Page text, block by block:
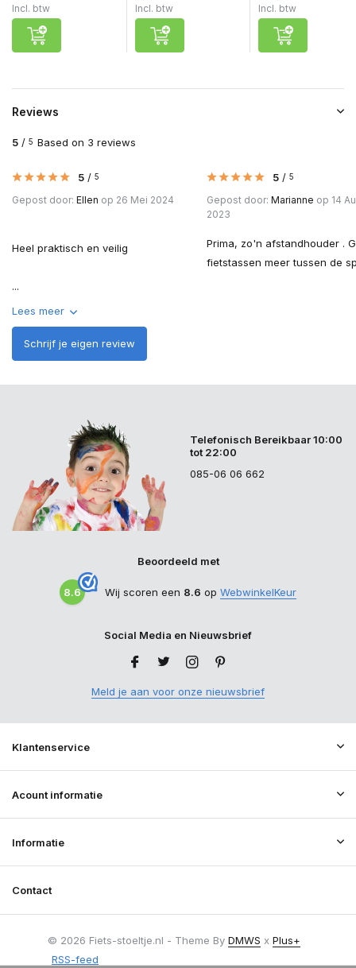
Incl. btw Incl. btw Incl. btw
Reviews
5 / 5 Based on 3 reviews
5 / 5
Gepost door: Ellen op 26 Mei 2024
Heel praktisch en veilig
...
Lees meer
5 / 5
Gepost door: Marianne op 14
2023
Prima, zo'n afstandhouder .
fietstassen meer tussen de
Schrijf je eigen review
Telefonisch Bereikbaar 10:00
tot 22:00
085-06 06 662
Beoordeeld met
8.6 Wij scoren een 8.6 op WebwinkelKeur
Social Media en Nieuwsbrief
Meld je aan voor onze nieuwsbrief
Klantenservice
Acount informatie
Informatie
Contact
© 2026 Fiets-stoeltje.nl - Theme By DMWS x Plus+
RSS-feed